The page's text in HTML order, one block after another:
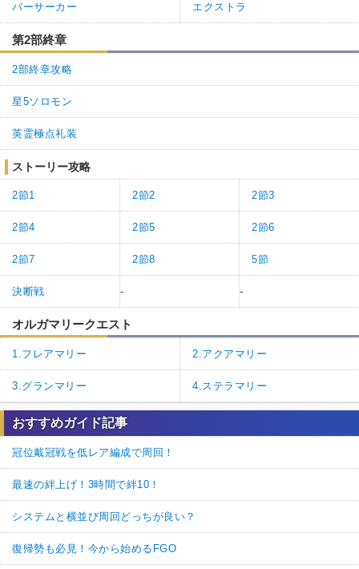
バーサーカー エクストラ
第2部終章
2部終章攻略
星5ソロモン
英霊極点礼装
ストーリー攻略
2節1 2節2 2節3
2節4 2節5 2節6
2節7 2節8 5節
決断戦 - -
オルガマリークエスト
1.フレアマリー 2.アクアマリー
3.グランマリー 4.ステラマリー
おすすめガイド記事
冠位戴冠戦を低レア編成で周回！
最速の絆上げ！3時間で絆10！
システムと横並び周回どっちが良い？
復帰勢も必見！今から始めるFGO